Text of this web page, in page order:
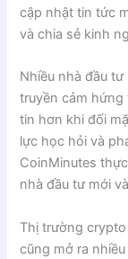
cập nhật tin tức
và chia sẻ kinh
Nhiều nhà đầu
truyền cảm
tin hơn khi đối
lực học hỏi và
CoinMinutes
nhà đầu tư mới
Thị trường
cũng mở ra